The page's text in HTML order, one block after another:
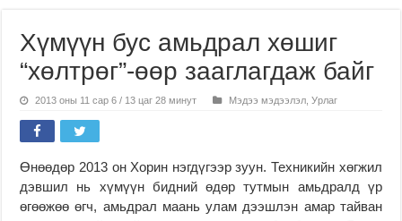
Хүмүүн бус амьдрал хөшиг
“хөлтрөг”-өөр зааглагдаж байг
2013 оны 11 сар 6 / 13 цаг 28 минут Мэдээ мэдээлэл ,Урлаг
Өнөөдөр 2013 он Хорин нэгдүгээр зуун. Техникийн хөгжил
дэвшил нь хүмүүн бидний өдөр тутмын амьдралд үр
өгөөжөө өгч, амьдрал маань улам дээшлэн амар тайван